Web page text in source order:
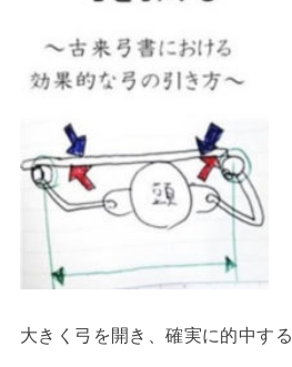
大きく弓を開き、確実に的中する